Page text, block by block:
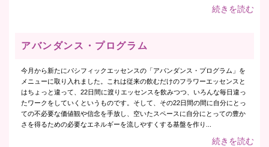
続きを読む
アバンダンス・プログラム
今月から新たにパシフィックエッセンスの「アバンダンス・プログラム」を
メニューに取り入れました。これは従来の飲むだけのフラワーエッセンスと
はちょっと違って、22日間に渡りエッセンスを飲みつつ、いろんな毎日違っ
たワークをしていくというものです。そして、その22日間の間に自分にとっ
ての不必要な価値観や信念を手放し、空いたスペースに自分にとっての豊か
さを得るための必要なエネルギーを流しやすくする基盤を作り...
続きを読む